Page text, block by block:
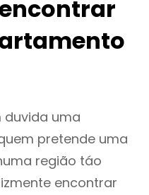
duvida uma
pretende uma
região táo
encontrar